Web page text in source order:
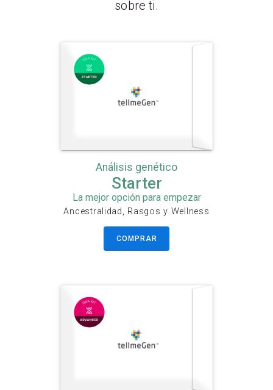
sobre ti.
Análisis genético
Starter
La mejor opción para empezar
Ancestralidad, Rasgos y Wellness
COMPRAR